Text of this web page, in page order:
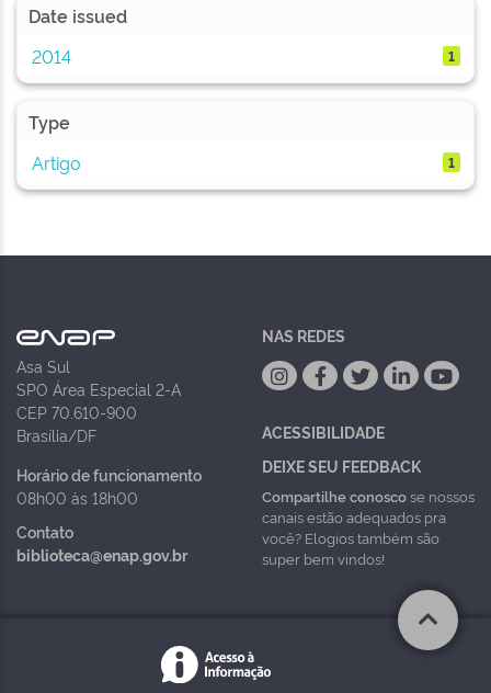
Date issued
2014
1
Type
Artigo
1
Asa Sul
SPO Área Especial 2-A
CEP 70.610-900
Brasília/DF
Horário de funcionamento
08h00 às 18h00
Contato
biblioteca@enap.gov.br
NAS REDES
ACESSIBILIDADE
DEIXE SEU FEEDBACK
Compartilhe conoscose nossos
canais estão adequados pra
você? Elogios também são
super bem vindos!